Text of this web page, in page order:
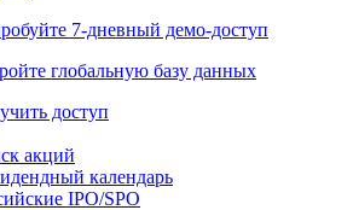
7-дневный демо-доступ
глобальную базу данных
доступ
акций
календарь
IPO/SPO